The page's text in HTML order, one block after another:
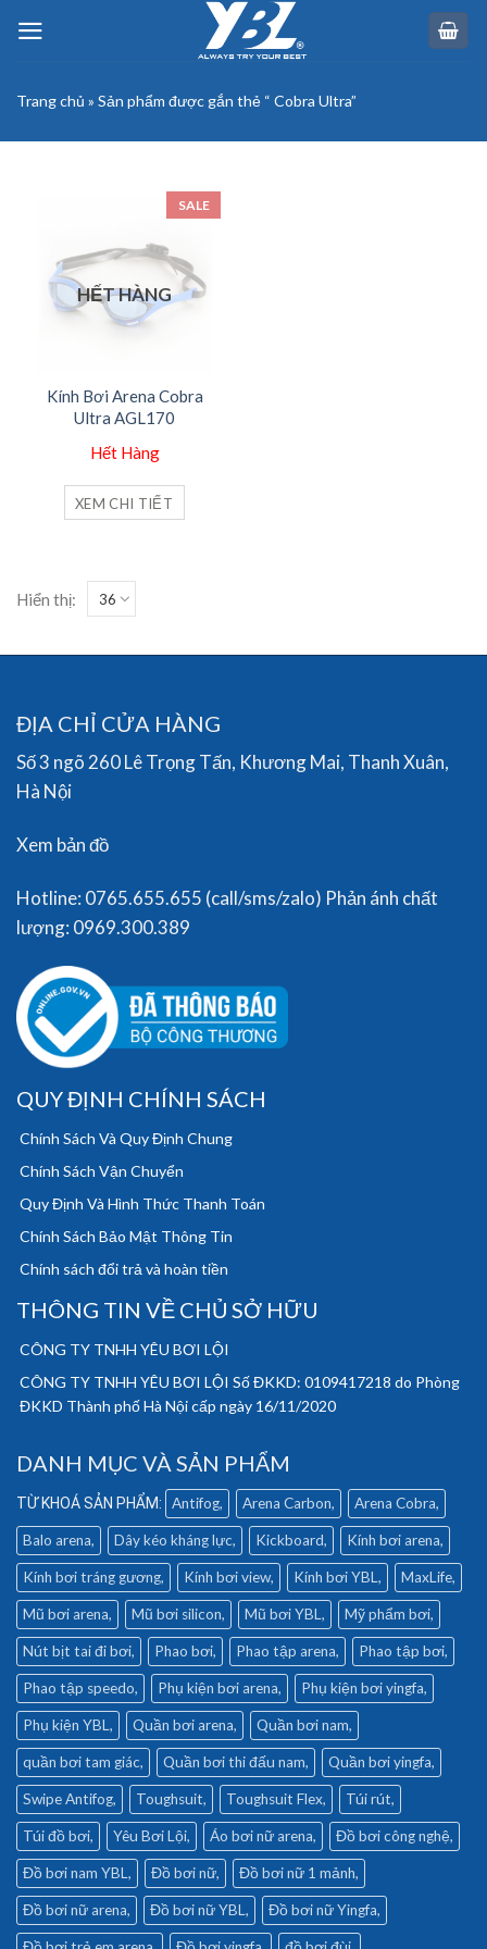
Trang chủ » Sản phẩm được gắn thẻ “ Cobra Ultra”
SALE
HẾT HÀNG
Kính Bơi Arena Cobra
Ultra AGL170
Hết Hàng
XEM CHI TIẾT
Hiển thị:
ĐỊA CHỈ CỬA HÀNG
Số 3 ngõ 260 Lê Trọng Tấn, Khương Mai, Thanh Xuân,
Hà Nội
Xem bản đồ
Hotline: 0765.655.655 (call/sms/zalo) Phản ánh chất
lượng: 0969.300.389
QUY ĐỊNH CHÍNH SÁCH
Chính Sách Và Quy Định Chung
Chính Sách Vận Chuyển
Quy Định Và Hình Thức Thanh Toán
Chính Sách Bảo Mật Thông Tin
Chính sách đổi trả và hoàn tiền
THÔNG TIN VỀ CHỦ SỞ HỮU
CÔNG TY TNHH YÊU BƠI LỘI
CÔNG TY TNHH YÊU BƠI LỘI Số ĐKKD: 0109417218 do Phòng
ĐKKD Thành phố Hà Nội cấp ngày 16/11/2020
DANH MỤC VÀ SẢN PHẨM
Antifog Arena Carbon Arena Cobra
Balo arena Dây kéo kháng lực Kickboard Kính bơi arena
Kính bơi tráng gương Kính bơi view Kính bơi YBL MaxLife
Mũ bơi arena Mũ bơi silicon Mũ bơi YBL Mỹ phẩm bơi
Nút bịt tai đi bơi Phao bơi Phao tập arena Phao tập bơi
Phao tập speedo Phụ kiện bơi arena Phụ kiện bơi yingfa
Phụ kiện YBL Quần bơi arena Quần bơi nam
quần bơi tam giác Quần bơi thi đấu nam Quần bơi yingfa
Swipe Antifog Toughsuit Toughsuit Flex Túi rút
Túi đồ bơi Yêu Bơi Lội Áo bơi nữ arena Đồ bơi công nghệ
Đồ bơi nam YBL Đồ bơi nữ Đồ bơi nữ 1 mảnh
Đồ bơi nữ arena Đồ bơi nữ YBL Đồ bơi nữ Yingfa